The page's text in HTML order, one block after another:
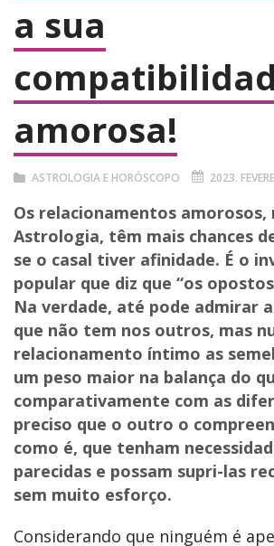
a sua
amorosa!
ASTROLOGIA E HORÓSCOPO 2023.
Os relacionamentos amorosos,
Astrologia, têm mais chances
se o casal tiver afinidade. É o
popular que diz que “os
Na verdade, até pode admirar
que não tem nos outros, mas
relacionamento íntimo as
um peso maior na balança do
comparativamente com as
preciso que o outro o
como é, que tenham
parecidas e possam supri-las
sem muito esforço.
Considerando que ninguém é